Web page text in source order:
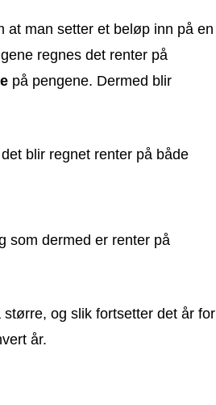
at man setter et beløp inn på en
regnes det renter på
på pengene. Dermed blir
blir regnet renter på både
som dermed er renter på
og slik fortsetter det år for
år.